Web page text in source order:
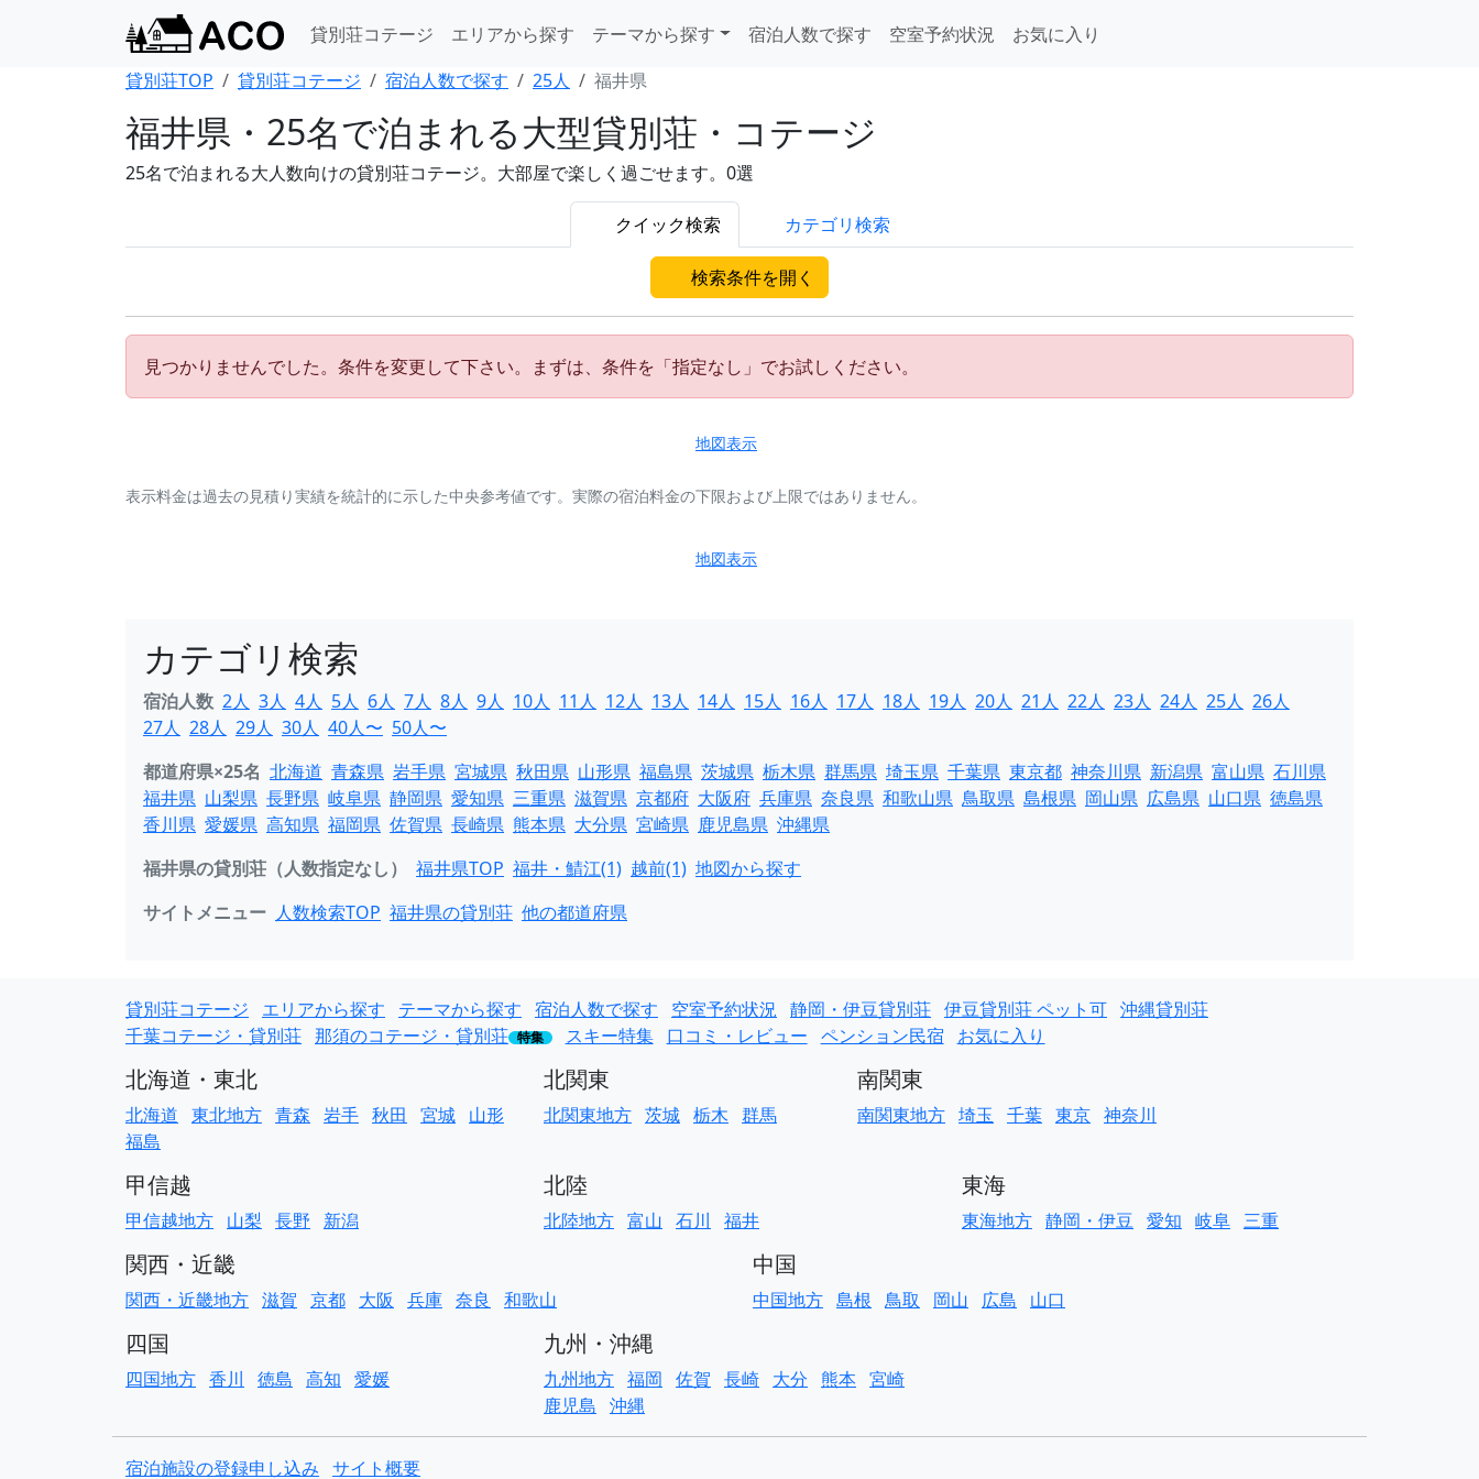
貸別荘コテージ エリアから探す テーマから探す 宿泊人数で探す 空室予約状況
お気に入り
貸別荘TOP
貸別荘コテージ 宿泊人数で探す 25人 福井県
福井県・25名で泊まれる大型貸別荘・コテージ
25名で泊まれる大人数向けの貸別荘コテージ。大部屋で楽しく過ごせます。0選
クイック検索 カテゴリ検索
検索条件を開く
見つかりませんでした。条件を変更して下さい。まずは、条件を「指定なし」でお試しください。
地図表示
表示料金は過去の見積り実績を統計的に示した中央参考値です。実際の宿泊料金の下限および上限ではありません。
地図表示
カテゴリ検索
宿泊人数 2人 3人 4人 5人 6人 7人 8人 9人 10人 11人 12人 13人 14人 15人 16人 17人 18人 19人 20人 21人 22人 23人 24人 25人 26人
27人 28人 29人 30人 40人〜 50人〜
都道府県×25名 北海道 青森県 岩手県 宮城県 秋田県 山形県 福島県 茨城県 栃木県 群馬県 埼玉県 千葉県 東京都 神奈川県 新潟県 富山県 石川県
福井県 山梨県 長野県 岐阜県 静岡県 愛知県 三重県 滋賀県 京都府 大阪府 兵庫県 奈良県 和歌山県 鳥取県 島根県 岡山県 広島県 山口県 徳島県
香川県 愛媛県 高知県 福岡県 佐賀県 長崎県 熊本県 大分県 宮崎県 鹿児島県 沖縄県
福井県の貸別荘（人数指定なし）
福井県TOP 福井・鯖江(1) 越前(1) 地図から探す
サイトメニュー 人数検索TOP 福井県の貸別荘 他の都道府県
貸別荘コテージ エリアから探す テーマから探す 宿泊人数で探す 空室予約状況 静岡・伊豆貸別荘 伊豆貸別荘 ペット可 沖縄貸別荘
千葉コテージ・貸別荘 那須のコテージ・貸別荘 特集 スキー特集 口コミ・レビュー ペンション民宿 お気に入り
北海道・東北
北海道 東北地方 青森 岩手 秋田 宮城 山形
福島
北関東
北関東地方 茨城 栃木 群馬
南関東
南関東地方 埼玉 千葉 東京 神奈川
甲信越
甲信越地方 山梨 長野 新潟
北陸
北陸地方 富山 石川 福井
東海
東海地方 静岡・伊豆 愛知 岐阜 三重
関西・近畿
関西・近畿地方 滋賀 京都 大阪 兵庫 奈良 和歌山
中国
中国地方 島根 鳥取 岡山 広島 山口
四国
四国地方 香川 徳島 高知 愛媛
九州・沖縄
九州地方 福岡 佐賀 長崎 大分 熊本 宮崎
鹿児島 沖縄
宿泊施設の登録申し込み サイト概要